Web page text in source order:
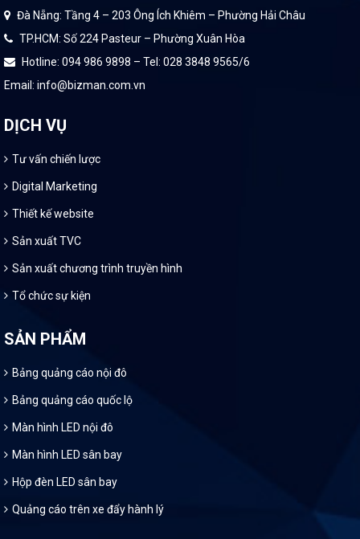
Đà Nẵng: Tầng 4 – 203 Ông Ích Khiêm – Phường Hải Châu
TP.HCM: Số 224 Pasteur – Phường Xuân Hòa
Hotline: 094 986 9898 – Tel: 028 3848 9565/6
Email: info@bizman.com.vn
DỊCH VỤ
Tư vấn chiến lược
Digital Marketing
Thiết kế website
Sản xuất TVC
Sản xuất chương trình truyền hình
Tổ chức sự kiện
SẢN PHẨM
Bảng quảng cáo nội đô
Bảng quảng cáo quốc lộ
Màn hình LED nội đô
Màn hình LED sân bay
Hộp đèn LED sân bay
Quảng cáo trên xe đẩy hành lý